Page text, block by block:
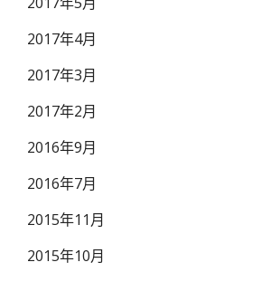
2017年4月
2017年3月
2017年2月
2016年9月
2016年7月
2015年11月
2015年10月